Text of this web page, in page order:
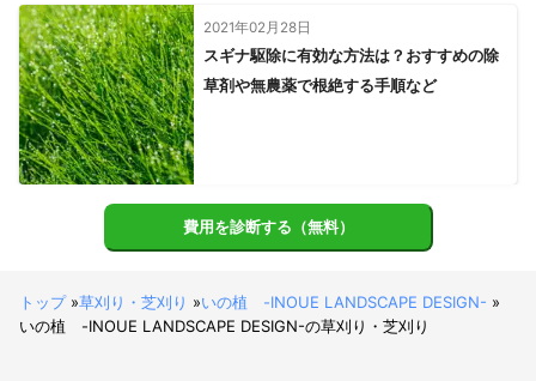
2021年02月28日
スギナ駆除に有効な方法は？おすすめの除
草剤や無農薬で根絶する手順など
費用を診断する（無料）
トップ»草刈り・芝刈り »いの植 -INOUE LANDSCAPE DESIGN- »
いの植 -INOUE LANDSCAPE DESIGN-の草刈り・芝刈り